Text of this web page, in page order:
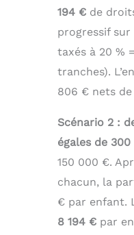
194 € de
progressif
taxés à 20 %
tranches).
806 € nets
Scénario 2 :
égales de
150 000 €.
chacun, la
€ par enfant.
8 194 € par